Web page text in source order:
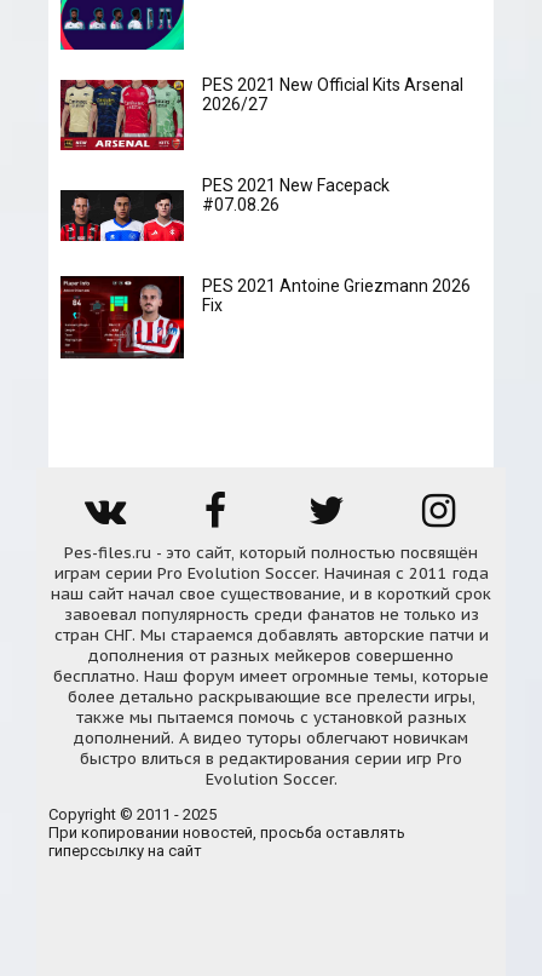
PES 2021 New Official Kits Arsenal
2026/27
PES 2021 New Facepack
#07.08.26
PES 2021 Antoine Griezmann 2026
Fix
Pes-files.ru - это сайт, который полностью посвящён
играм серии Pro Evolution Soccer. Начиная с 2011 года
наш сайт начал свое существование, и в короткий срок
завоевал популярность среди фанатов не только из
стран СНГ. Мы стараемся добавлять авторские патчи и
дополнения от разных мейкеров совершенно
бесплатно. Наш форум имеет огромные темы, которые
более детально раскрывающие все прелести игры,
также мы пытаемся помочь с установкой разных
дополнений. А видео туторы облегчают новичкам
быстро влиться в редактирования серии игр Pro
Evolution Soccer.
Copyright © 2011 - 2025
При копировании новостей, просьба оставлять
гиперссылку на сайт